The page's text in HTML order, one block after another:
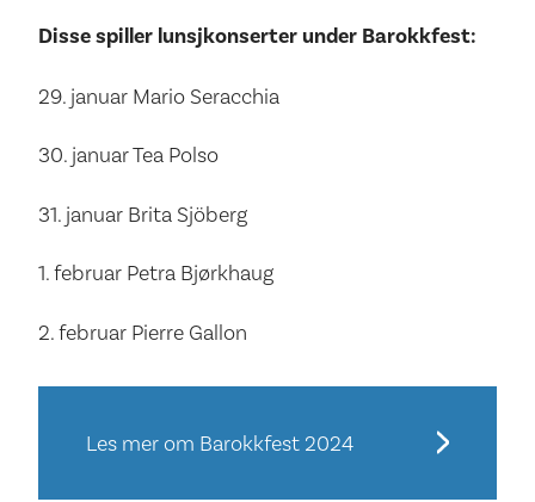
Disse spiller lunsjkonserter under Barokkfest:
29. januar Mario Seracchia
30. januar Tea Polso
31. januar Brita Sjöberg
1. februar Petra Bjørkhaug
2. februar Pierre Gallon
Les mer om Barokkfest 2024